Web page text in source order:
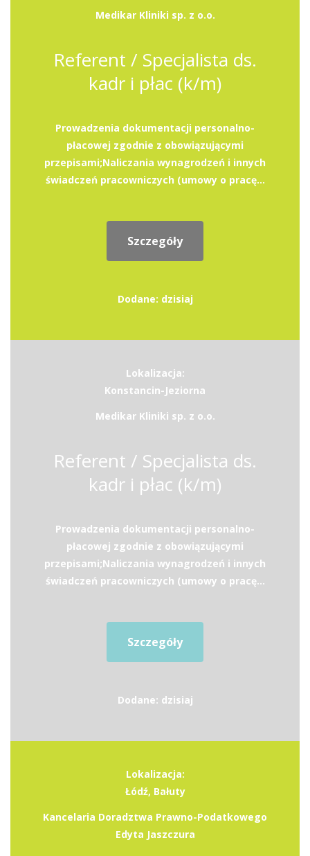
Medikar Kliniki sp. z o.o.
Referent / Specjalista ds.
kadr i płac (k/m)
Prowadzenia dokumentacji personalno-
płacowej zgodnie z obowiązującymi
przepisami;Naliczania wynagrodzeń i innych
świadczeń pracowniczych (umowy o pracę...
Szczegóły
Dodane: dzisiaj
Lokalizacja:
Konstancin-Jeziorna
Medikar Kliniki sp. z o.o.
Referent / Specjalista ds.
kadr i płac (k/m)
Prowadzenia dokumentacji personalno-
płacowej zgodnie z obowiązującymi
przepisami;Naliczania wynagrodzeń i innych
świadczeń pracowniczych (umowy o pracę...
Szczegóły
Dodane: dzisiaj
Lokalizacja:
Łódź, Bałuty
Kancelaria Doradztwa Prawno-Podatkowego
Edyta Jaszczura